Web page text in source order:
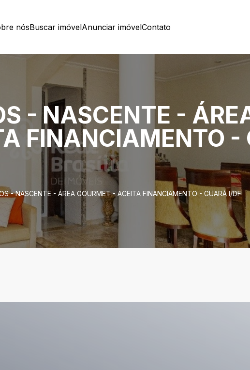
nósBuscar imóvelAnunciar imóvelContato
- NASCENTE -
FINANCIAMENTO -
- NASCENTE - ÁREA GOURMET - ACEITA FINANCIAMENTO - GUARÁ I/DF